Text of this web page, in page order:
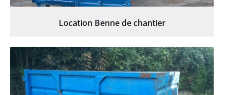
Location Benne de chantier